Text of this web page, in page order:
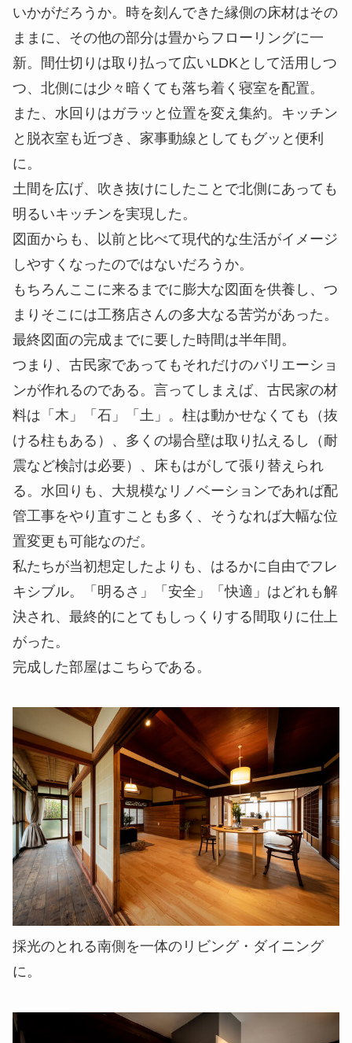
いかがだろうか。時を刻んできた縁側の床材はその
ままに、その他の部分は畳からフローリングに一
新。間仕切りは取り払って広いLDKとして活用しつ
つ、北側には少々暗くても落ち着く寝室を配置。
また、水回りはガラッと位置を変え集約。キッチン
と脱衣室も近づき、家事動線としてもグッと便利
に。
土間を広げ、吹き抜けにしたことで北側にあっても
明るいキッチンを実現した。
図面からも、以前と比べて現代的な生活がイメージ
しやすくなったのではないだろうか。
もちろんここに来るまでに膨大な図面を供養し、つ
まりそこには工務店さんの多大なる苦労があった。
最終図面の完成までに要した時間は半年間。
つまり、古民家であってもそれだけのバリエーショ
ンが作れるのである。言ってしまえば、古民家の材
料は「木」「石」「土」。柱は動かせなくても（抜
ける柱もある）、多くの場合壁は取り払えるし（耐
震など検討は必要）、床もはがして張り替えられ
る。水回りも、大規模なリノベーションであれば配
管工事をやり直すことも多く、そうなれば大幅な位
置変更も可能なのだ。
私たちが当初想定したよりも、はるかに自由でフレ
キシブル。「明るさ」「安全」「快適」はどれも解
決され、最終的にとてもしっくりする間取りに仕上
がった。
完成した部屋はこちらである。
採光のとれる南側を一体のリビング・ダイニング
に。